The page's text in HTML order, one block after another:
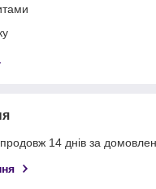
14 днів за